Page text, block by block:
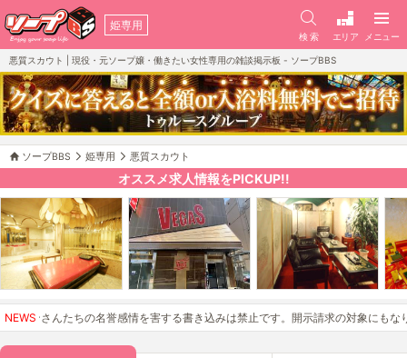
姫専用
検 索 エリア メニュー
悪質スカウト | 現役・元ソープ嬢・働きたい女性専用の雑談掲示板 - ソープBBS
ソープBBS 姫専用 悪質スカウト
オススメ求人情報をPICKUP!!
NEWS
ンさんたちの名誉感情を害する書き込みは禁止です。開示請求の対象にもなりえ